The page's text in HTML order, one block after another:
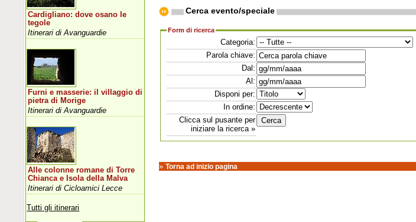
Cerca evento/speciale
Form di ricerca
Categoria:
Parola chiave:
Dal:
Al:
Disponi per:
In ordine:
Clicca sul pusante per
iniziare la ricerca »
»Torna ad inizio pagina
Cardigliano: dove osano le
tegole
Itinerari di Avanguardie
Furni e masserie: il villaggio di
pietra di Morige
Itinerari di Avanguardie
Alle colonne romane di Torre
Chianca e Isola della Malva
Itinerari di Cicloamici Lecce
Tutti gli itinerari